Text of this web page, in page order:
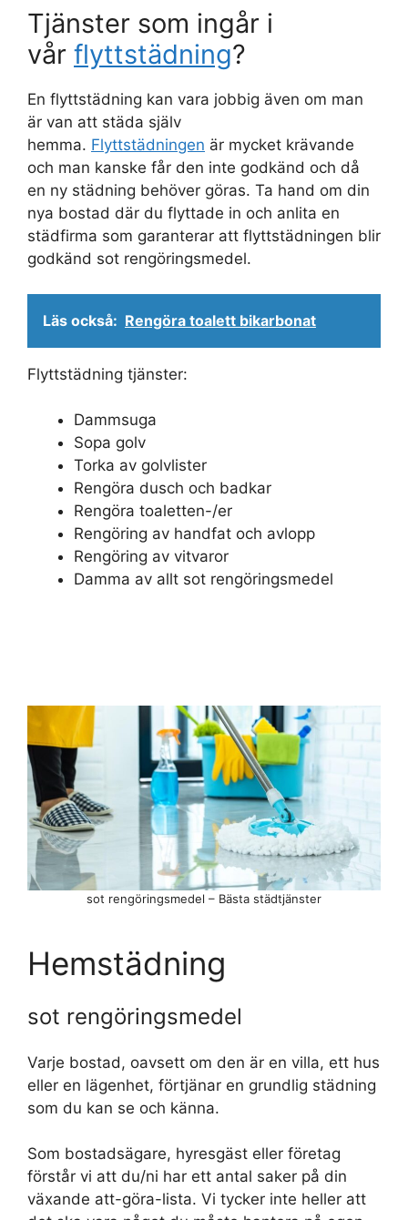
Tjänster som ingår i
vår flyttstädning?
En flyttstädning kan vara jobbig även om man
är van att städa själv
hemma. Flyttstädningen är mycket krävande
och man kanske får den inte godkänd och då
en ny städning behöver göras. Ta hand om din
nya bostad där du flyttade in och anlita en
städfirma som garanterar att flyttstädningen blir
godkänd sot rengöringsmedel.
Läs också: Rengöra toalett bikarbonat
Flyttstädning tjänster:
Dammsuga
Sopa golv
Torka av golvlister
Rengöra dusch och badkar
Rengöra toaletten-/er
Rengöring av handfat och avlopp
Rengöring av vitvaror
Damma av allt sot rengöringsmedel
sot rengöringsmedel – Bästa städtjänster
Hemstädning
sot rengöringsmedel
Varje bostad, oavsett om den är en villa, ett hus
eller en lägenhet, förtjänar en grundlig städning
som du kan se och känna.
Som bostadsägare, hyresgäst eller företag
förstår vi att du/ni har ett antal saker på din
växande att-göra-lista. Vi tycker inte heller att